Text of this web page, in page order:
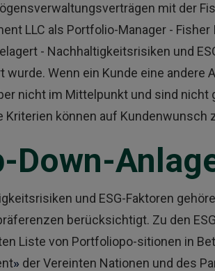
mit der
LLC als Portfolio-Manager -
- Nachhaltigkeitsrisiken und
wurde. Wenn ein Kunde eine
nicht im Mittelpunkt und sind nicht
Kriterien können auf
Down-
und ESG-Faktoren
berücksichtigt. Zu den
Liste von Portfoliopo-sitionen in
» der Vereinten Nationen und des